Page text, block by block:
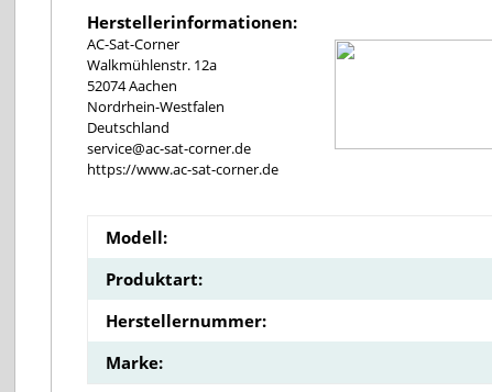
Herstellerinformationen:
AC-Sat-Corner
Walkmühlenstr. 12a
52074 Aachen
Nordrhein-Westfalen
Deutschland
service@ac-sat-corner.de
https://www.ac-sat-corner.de
Modell:
Produktart:
Herstellernummer:
Marke: